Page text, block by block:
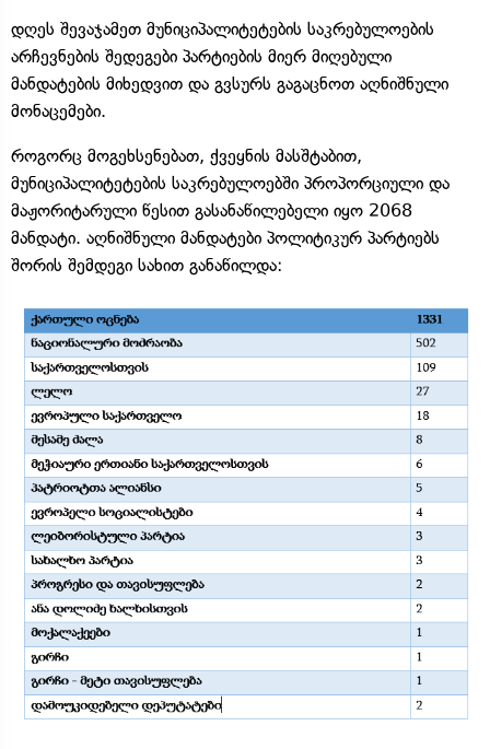
დღეს შევაჯამეთ მუნიციპალიტეტების საკრებულოების
არჩევნების შედეგები პარტიების მიერ მიღებული
მანდატების მიხედვით და გვსურს გაგაცნოთ აღნიშნული
მონაცემები.
როგორც მოგეხსენებათ, ქვეყნის მასშტაბით,
მუნიციპალიტეტების საკრებულოებში პროპორციული და
მაჟორიტარული წესით გასანაწილებელი იყო 2068
მანდატი. აღნიშნული მანდატები პოლიტიკურ პარტიებს
შორის შემდეგი სახით განაწილდა: